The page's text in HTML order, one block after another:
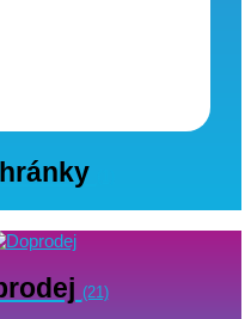
(21)